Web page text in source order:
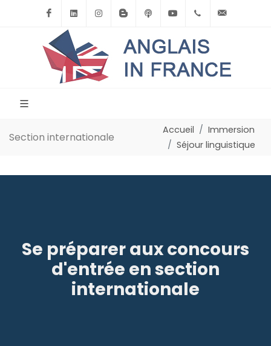
FacebookLinkedinInstagramBlogSpotPodcastYoutube
Section internationale
Accueil
Immersion
Séjour linguistique
Se préparer aux concours
d'entrée en section
internationale